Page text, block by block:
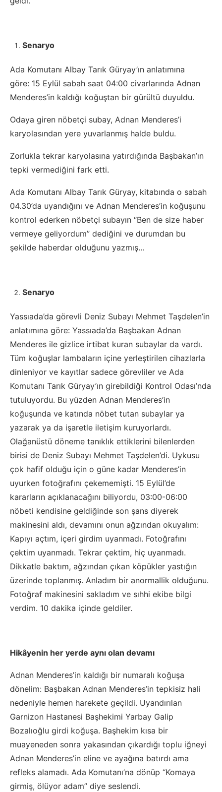
Senaryo
Ada Komutanı Albay Tarık Güryay’ın anlatımına
göre: 15 Eylül sabah saat 04:00 civarlarında Adnan
Menderes’in kaldığı koğuştan bir gürültü duyuldu.
Odaya giren nöbetçi subay, Adnan Menderes’i
karyolasından yere yuvarlanmış halde buldu.
Zorlukla tekrar karyolasına yatırdığında Başbakan’ın
tepki vermediğini fark etti.
Ada Komutanı Albay Tarık Güryay, kitabında o sabah
04.30’da uyandığını ve Adnan Menderes’in koğuşunu
kontrol ederken nöbetçi subayın “Ben de size haber
vermeye geliyordum” dediğini ve durumdan bu
şekilde haberdar olduğunu yazmış…
Senaryo
Yassıada’da görevli Deniz Subayı Mehmet Taşdelen’in
anlatımına göre: Yassıada’da Başbakan Adnan
Menderes ile gizlice irtibat kuran subaylar da vardı.
Tüm koğuşlar lambaların içine yerleştirilen cihazlarla
dinleniyor ve kayıtlar sadece görevliler ve Ada
Komutanı Tarık Güryay’ın girebildiği Kontrol Odası’nda
tutuluyordu. Bu yüzden Adnan Menderes’in
koğuşunda ve katında nöbet tutan subaylar ya
yazarak ya da işaretle iletişim kuruyorlardı.
Olağanüstü döneme tanıklık ettiklerini bilenlerden
birisi de Deniz Subayı Mehmet Taşdelen’di. Uykusu
çok hafif olduğu için o güne kadar Menderes’in
uyurken fotoğrafını çekememişti. 15 Eylül’de
kararların açıklanacağını biliyordu, 03:00-06:00
nöbeti kendisine geldiğinde son şans diyerek
makinesini aldı, devamını onun ağzından okuyalım:
Kapıyı açtım, içeri girdim uyanmadı. Fotoğrafını
çektim uyanmadı. Tekrar çektim, hiç uyanmadı.
Dikkatle baktım, ağzından çıkan köpükler yastığın
üzerinde toplanmış. Anladım bir anormallik olduğunu.
Fotoğraf makinesini sakladım ve sıhhi ekibe bilgi
verdim. 10 dakika içinde geldiler.
Hikâyenin her yerde aynı olan devamı
Adnan Menderes’in kaldığı bir numaralı koğuşa
dönelim: Başbakan Adnan Menderes’in tepkisiz hali
nedeniyle hemen harekete geçildi. Uyandırılan
Garnizon Hastanesi Başhekimi Yarbay Galip
Bozalıoğlu girdi koğuşa. Başhekim kısa bir
muayeneden sonra yakasından çıkardığı toplu iğneyi
Adnan Menderes’in eline ve ayağına batırdı ama
refleks alamadı. Ada Komutanı’na dönüp “Komaya
girmiş, ölüyor adam” diye seslendi.